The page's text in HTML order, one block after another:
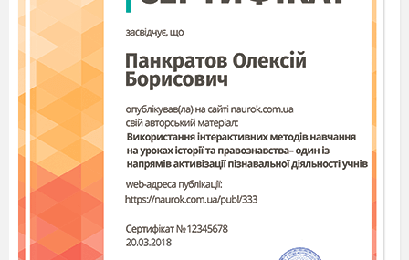
a) розсіюється гуми в повітрі?
b) викидається вуглекислого газу в повітря?
c) забирається кисню з повітря?
Запаси промислових риб у всіх водоймах
області за останні 10 років скоротилися з
1000 до 200 тонн, а вилов – з 300 до 60
тонн. У скільки разів скоротилися запаси
риби та їх вилов?
Одне дерево освіжає повітря, як 10
кондиціонерів. Скільки кондиціонерів
замінять 18 дерев, посаджених